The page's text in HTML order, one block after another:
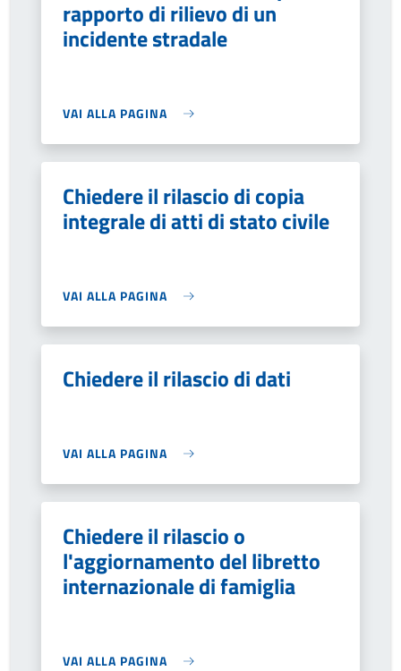
rapporto di rilievo di un
incidente stradale
VAI ALLA PAGINA
Chiedere il rilascio di copia
integrale di atti di stato civile
VAI ALLA PAGINA
Chiedere il rilascio di dati
VAI ALLA PAGINA
Chiedere il rilascio o
l'aggiornamento del libretto
internazionale di famiglia
VAI ALLA PAGINA